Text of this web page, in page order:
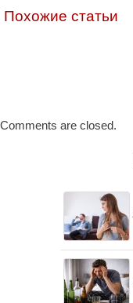
Похожие статьи
Comments are closed.